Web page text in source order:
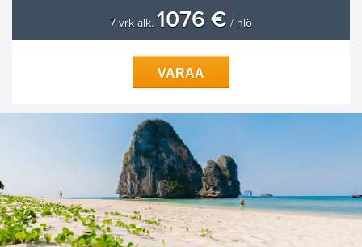
7 vrk alk. 1076 € / hlö
VARAA